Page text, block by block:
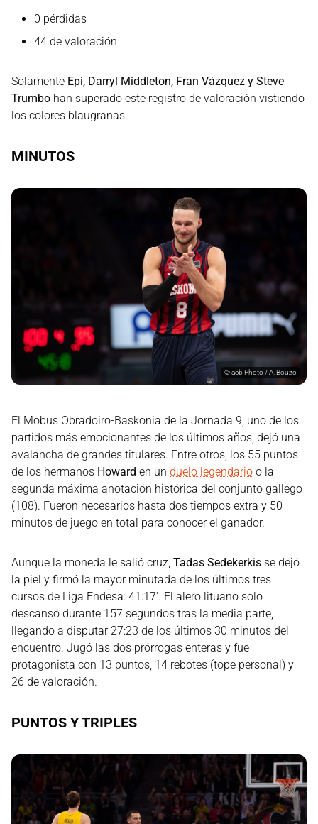
0 pérdidas
44 de valoración
Solamente Epi, Darryl Middleton, Fran Vázquez y Steve
Trumbo han superado este registro de valoración vistiendo
los colores blaugranas.
MINUTOS
©acb Photo / A. Bouzo
El Mobus Obradoiro-Baskonia de la Jornada 9, uno de los
partidos más emocionantes de los últimos años, dejó una
avalancha de grandes titulares. Entre otros, los 55 puntos
de los hermanos Howard en un duelo legendario o la
segunda máxima anotación histórica del conjunto gallego
(108). Fueron necesarios hasta dos tiempos extra y 50
minutos de juego en total para conocer el ganador.
Aunque la moneda le salió cruz, Tadas Sedekerkis se dejó
la piel y firmó la mayor minutada de los últimos tres
cursos de Liga Endesa: 41:17'. El alero lituano solo
descansó durante 157 segundos tras la media parte,
llegando a disputar 27:23 de los últimos 30 minutos del
encuentro. Jugó las dos prórrogas enteras y fue
protagonista con 13 puntos, 14 rebotes (tope personal) y
26 de valoración.
PUNTOS Y TRIPLES